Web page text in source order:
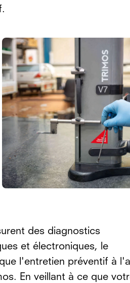
des diagnostics
et électroniques, le
l'entretien préventif à
En veillant à ce que